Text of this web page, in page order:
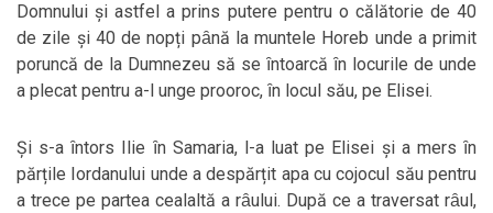
Domnului și astfel a prins putere pentru o călătorie de 40
de zile și 40 de nopți pȃnă la muntele Horeb unde a primit
poruncă de la Dumnezeu să se ȋntoarcă ȋn locurile de unde
a plecat pentru a-l unge prooroc, ȋn locul său, pe Elisei.
Și s-a ȋntors Ilie ȋn Samaria, l-a luat pe Elisei și a mers ȋn
părțile Iordanului unde a despărțit apa cu cojocul său pentru
a trece pe partea cealaltă a rȃului. După ce a traversat rȃul,